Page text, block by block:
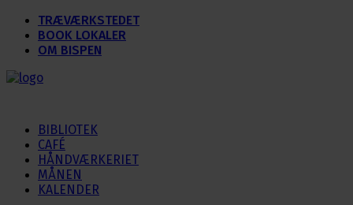
TRÆVÆRKSTEDET
BOOK LOKALER
OM BISPEN
BIBLIOTEK
CAFÉ
HÅNDVÆRKERIET
MÅNEN
KALENDER